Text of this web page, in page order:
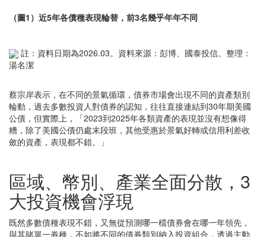
（圖1）近5年各債種表現輪替，前3名幾乎年年不同
註：資料日期為2026.03。資料來源：彭博、國泰投信。整理：
湯名潔
蔡宗岸表示，在不同的景氣循環，債券市場會出現不同的資產類別
輪動，過去多數投資人對債券的認知，往往直接連結到30年期美國
公債，但實際上，「2023到2025年各類資產的表現並沒有想像得
糟，除了美國公債仍處末段班，其他受惠於景氣好轉或信用利差收
斂的資產，表現都不錯。」
區域、幣別、產業全面分散，3
大投資機會浮現
既然多數債種表現不錯，又無從預測哪一檔債券會在哪一年領先，
與其賭單一券種，不如將不同的債券類別納入投資組合，透過主動